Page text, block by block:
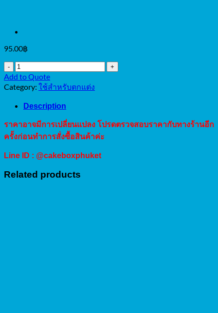
95.00฿
เม็ด
มุก
สี
ทอง
100g
quantity
Add to Quote
Category: ใช้สำหรับตกแต่ง
Description
ราคาอาจมีการเปลี่ยนแปลง โปรดตรวจสอบราคากับทางร้านอีก
ครั้งก่อนทำการสั่งซื้อสินค้าค่ะ
Line ID : @cakeboxphuket
Related products